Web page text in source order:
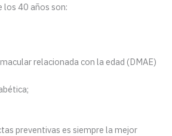
los 40 años son:
relacionada con la edad (DMAE)
preventivas es siempre la mejor